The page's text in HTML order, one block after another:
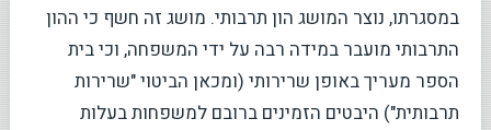
במסגרתו, נוצר המושג הון תרבותי. מושג זה חשף כי ההון
התרבותי מועבר במידה רבה על ידי המשפחה, וכי בית
הספר מעריך באופן שרירותי (ומכאן הביטוי "שרירות
תרבותית") היבטים הזמינים ברובם למשפחות בעלות